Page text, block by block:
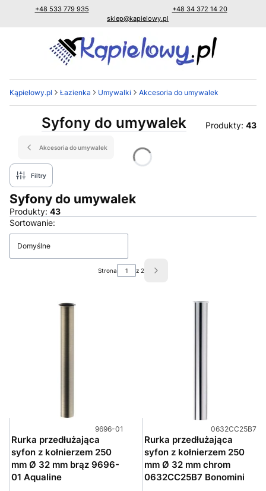
+48 533 779 935
+48 34 372 14 20
sklep@kapielowy.pl
Kąpielowy.pl Łazienka Umywalki Akcesoria do umywalek
Syfony do umywalek Produkty: 43
Akcesoria do umywalek
Filtry
Syfony do umywalek
Produkty: 43
Lista produktów
Sortowanie:
Domyślne
Strona z 2
Następne produkty
Kod produktu
9696-01
Rurka przedłużająca
syfon z kołnierzem 250
mm Ø 32 mm brąz 9696-
01 Aqualine
Kod produktu
0632CC25B7
Rurka przedłużająca
syfon z kołnierzem 250
mm Ø 32 mm chrom
0632CC25B7 Bonomini